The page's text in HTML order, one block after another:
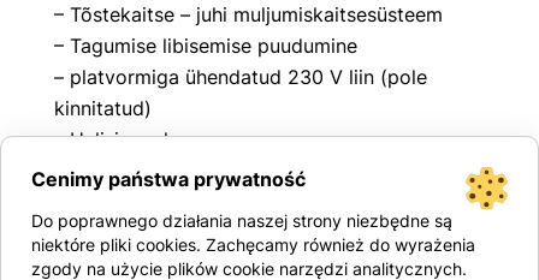
– Tõstekaitse – juhi muljumiskaitsesüsteem
– Tagumise libisemise puudumine
– platvormiga ühendatud 230 V liin (pole
kinnitatud)
– Helisignaal
–
– Liikumis- ja reisialarm
– Lukustatavad komponentide prügikastid
Cenimy państwa prywatność
Do poprawnego działania naszej strony niezbędne są
niektóre pliki cookies. Zachęcamy również do wyrażenia
zgody na użycie plików cookie narzędzi analitycznych.